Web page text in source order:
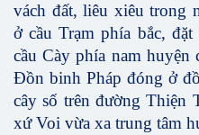
vách đất, liêu xiêu trong
ở cầu Trạm phía bắc,
cầu Cày phía nam huyện
Đồn binh Pháp đóng ở
cây số trên đường Thiện
xứ Voi vừa xa trung tâm